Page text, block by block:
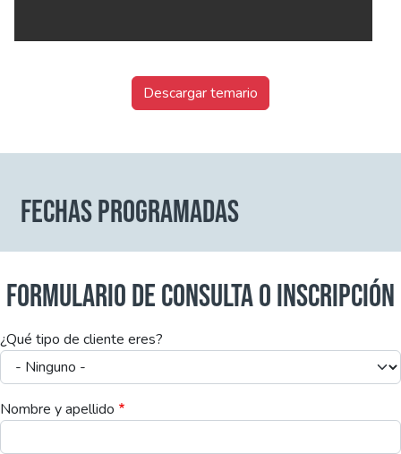
Descargar temario
FECHAS PROGRAMADAS
FORMULARIO DE CONSULTA O INSCRIPCIÓN
¿Qué tipo de cliente eres?
Nombre y apellido